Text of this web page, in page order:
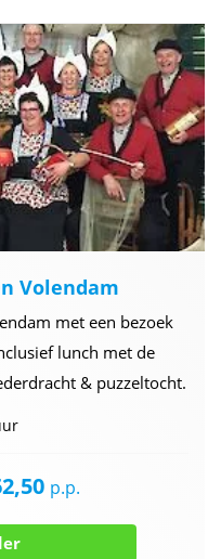
Volendam
met een bezoek
lunch met de
& puzzeltocht.
p.p.